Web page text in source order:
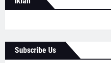
Subscribe Us